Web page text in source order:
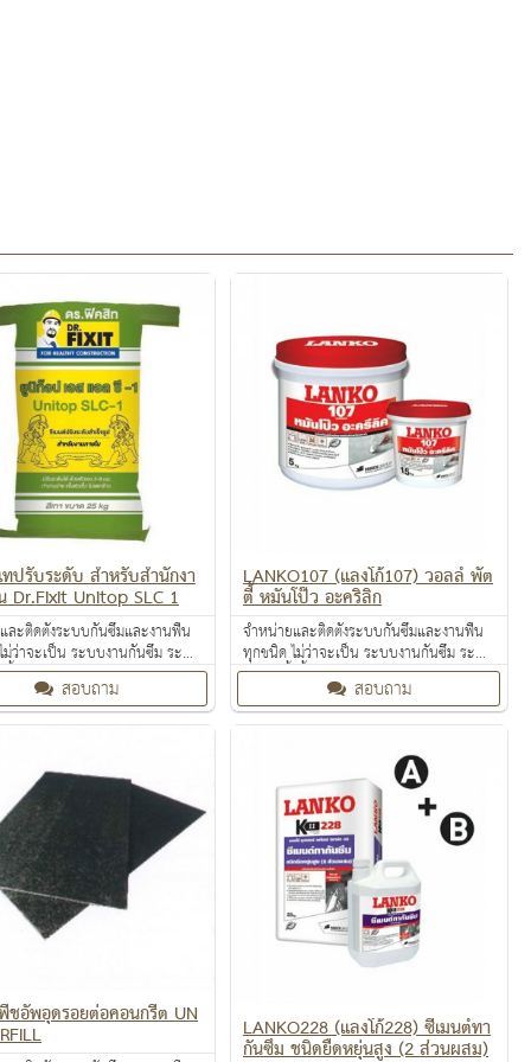
ทปรับระดับ สำหรับสำนักงา
Dr.Fixit Unitop SLC 1
ละติดตั้งระบบกันซึมและงานพื้น
ว่าจะเป็น ระบบงานกันซึม ระบบ
น งานป้องกันไฟลาม งานเคลือบ
นผิว งานเคลือบสารสะท้อนความ
สอบถาม
LANKO107 (แลงโก้107) วอลล์ พัต
ตี้ หมันโป๊ว อะคริลิก
จำหน่ายและติดตั้งระบบกันซึมและงานพื้น
ทุกชนิด ไม่ว่าจะเป็น ระบบงานกันซึม ระบบ
งานติดตั้งพื้น งานป้องกันไฟลาม งานเคลือบ
ปกป้องพื้นผิว งานเคลือบสารสะท้อนความ
ร้อน
สอบถาม
ชอัพอุดรอยต่อคอนกรีต UN LANKO228 (แลงโก้228) ซีเมนต์ทา
กันซึม ชนิดยืดหยุ่นสูง (2 ส่วนผสม)